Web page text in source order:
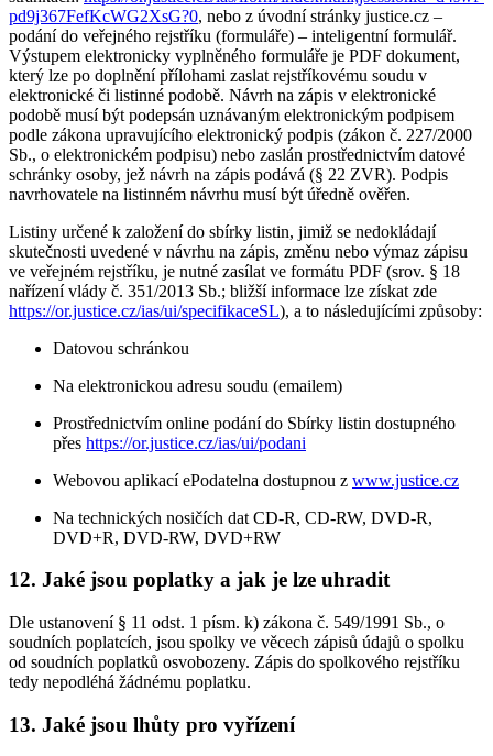
pd9j367FefKcWG2XsG?0, nebo z úvodní stránky justice.cz –
podání do veřejného rejstříku (formuláře) – inteligentní formulář.
Výstupem elektronicky vyplněného formuláře je PDF dokument,
který lze po doplnění přílohami zaslat rejstříkovému soudu v
elektronické či listinné podobě. Návrh na zápis v elektronické
podobě musí být podepsán uznávaným elektronickým podpisem
podle zákona upravujícího elektronický podpis (zákon č. 227/2000
Sb., o elektronickém podpisu) nebo zaslán prostřednictvím datové
schránky osoby, jež návrh na zápis podává (§ 22 ZVR). Podpis
navrhovatele na listinném návrhu musí být úředně ověřen.
Listiny určené k založení do sbírky listin, jimiž se nedokládají
skutečnosti uvedené v návrhu na zápis, změnu nebo výmaz zápisu
ve veřejném rejstříku, je nutné zasílat ve formátu PDF (srov. § 18
nařízení vlády č. 351/2013 Sb.; bližší informace lze získat zde
https://or.justice.cz/ias/ui/specifikaceSL), a to následujícími způsoby:
Datovou schránkou
Na elektronickou adresu soudu (emailem)
Prostřednictvím online podání do Sbírky listin dostupného
přes https://or.justice.cz/ias/ui/podani
Webovou aplikací ePodatelna dostupnou z www.justice.cz
Na technických nosičích dat CD-R, CD-RW, DVD-R,
DVD+R, DVD-RW, DVD+RW
12. Jaké jsou poplatky a jak je lze uhradit
Dle ustanovení § 11 odst. 1 písm. k) zákona č. 549/1991 Sb., o
soudních poplatcích, jsou spolky ve věcech zápisů údajů o spolku
od soudních poplatků osvobozeny. Zápis do spolkového rejstříku
tedy nepodléhá žádnému poplatku.
13. Jaké jsou lhůty pro vyřízení